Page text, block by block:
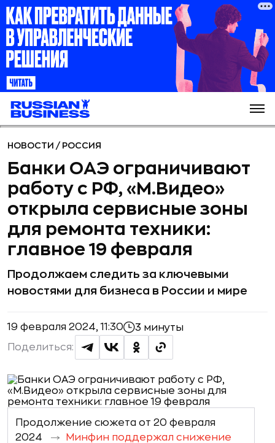
НОВОСТИ / РОССИЯ
Банки ОАЭ ограничивают
работу с РФ, «М.Видео»
открыла сервисные зоны
для ремонта техники:
главное 19 февраля
Продолжаем следить за ключевыми
новостями для бизнеса в России и мире
19 февраля 2024, 11:30 3 минуты
Поделиться:
Продолжение сюжета от 20 февраля
2024
Минфин поддержал снижение